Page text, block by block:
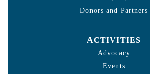
Donors and Partners
ACTIVITIES
Advocacy
Events